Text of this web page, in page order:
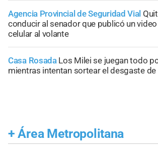
Agencia Provincial de Seguridad Vial
conducir al senador que publicó un
celular al volante
Casa Rosada Los Milei se juegan todo
mientras intentan sortear el desgaste
+ Área Metropolitana